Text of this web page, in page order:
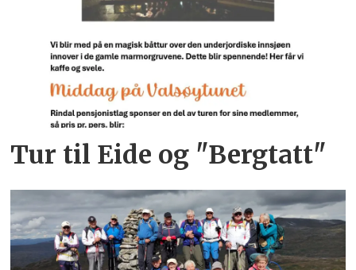
Tur til Eide og "Bergtatt"